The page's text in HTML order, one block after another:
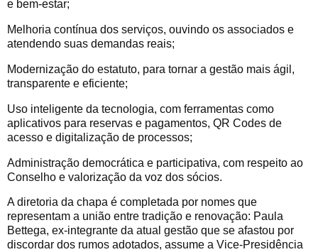
e bem-estar;
Melhoria contínua dos serviços, ouvindo os associados e
atendendo suas demandas reais;
Modernização do estatuto, para tornar a gestão mais ágil,
transparente e eficiente;
Uso inteligente da tecnologia, com ferramentas como
aplicativos para reservas e pagamentos, QR Codes de
acesso e digitalização de processos;
Administração democrática e participativa, com respeito ao
Conselho e valorização da voz dos sócios.
A diretoria da chapa é completada por nomes que
representam a união entre tradição e renovação: Paula
Bettega, ex-integrante da atual gestão que se afastou por
discordar dos rumos adotados, assume a Vice-Presidência